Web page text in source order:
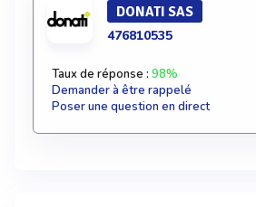
DONATI SAS
476810535
Taux de réponse : 98%
Demander à être rappelé
Poser une question en direct